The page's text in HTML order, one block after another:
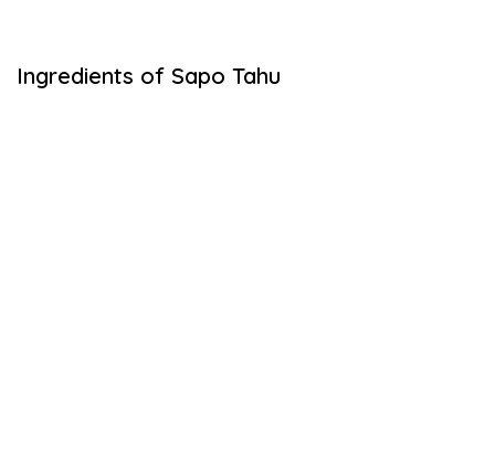
Ingredients of Sapo Tahu